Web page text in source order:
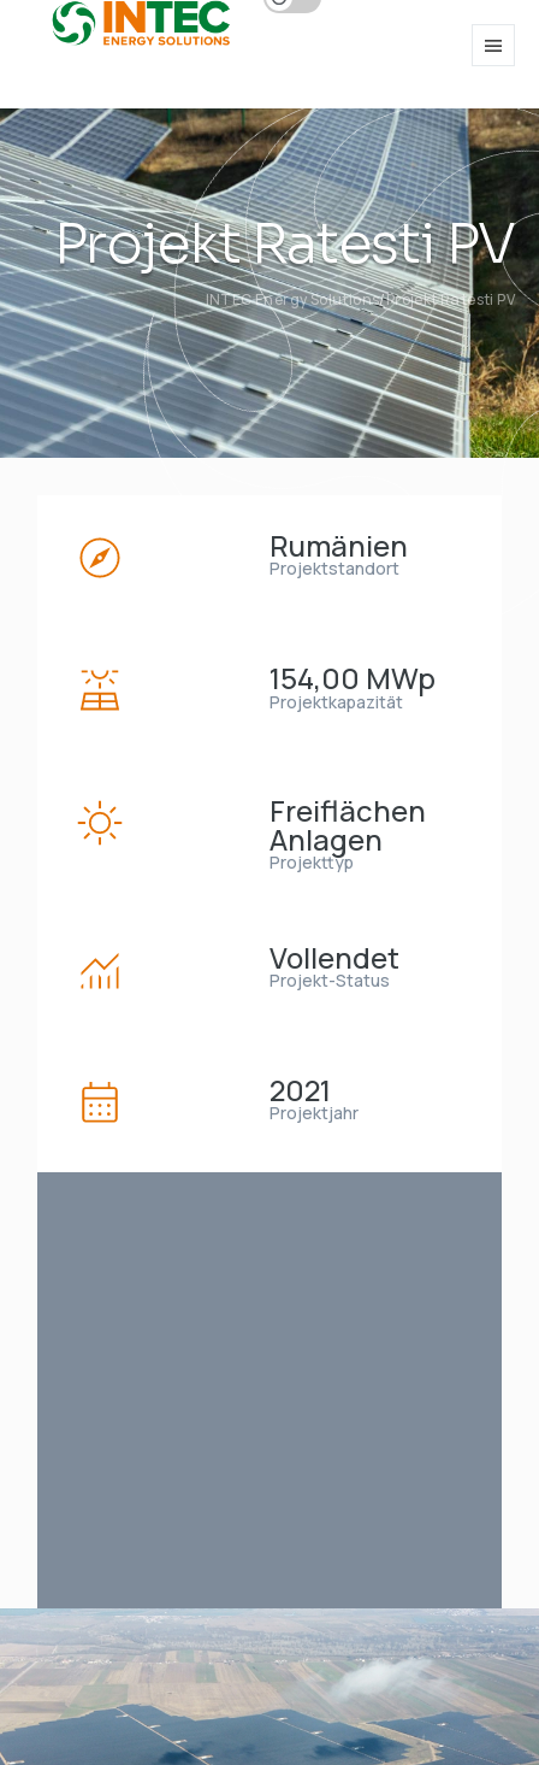
Projekt Ratesti PV
INTEC Energy Solutions Projekt Ratesti PV
Rumänien
Projektstandort
154,00 MWp
Projektkapazität
Freiflächen
Anlagen
Projekttyp
Vollendet
Projekt-Status
2021
Projektjahr